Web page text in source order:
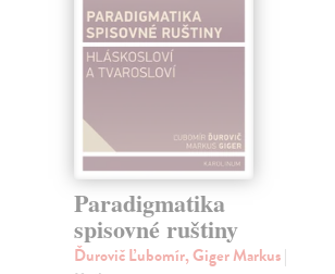
Paradigmatika
spisovné ruštiny
Ďurovič Ľubomír, Giger Markus|